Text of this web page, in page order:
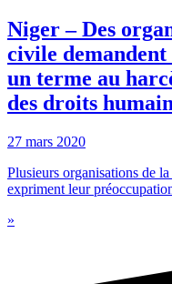
Niger – Des
civile
un terme au
des droits
27 mars 2020
Plusieurs organisations de
expriment leur
»